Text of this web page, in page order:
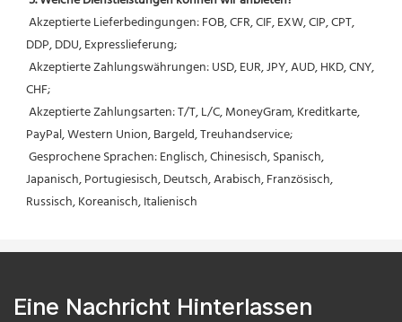
DDP, DDU, Expresslieferung;
CHF;
PayPal, Western Union, Bargeld, Treuhandservice;
Japanisch, Portugiesisch, Deutsch, Arabisch, Französisch,
Russisch, Koreanisch, Italienisch
Eine Nachricht Hinterlassen